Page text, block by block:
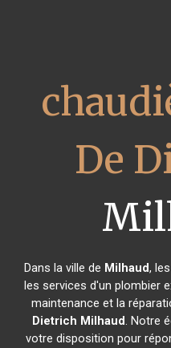
De
Dans la ville de Milhaud,
les services d'un plombier
maintenance et la
Dietrich Milhaud. Notre
votre disposition pour